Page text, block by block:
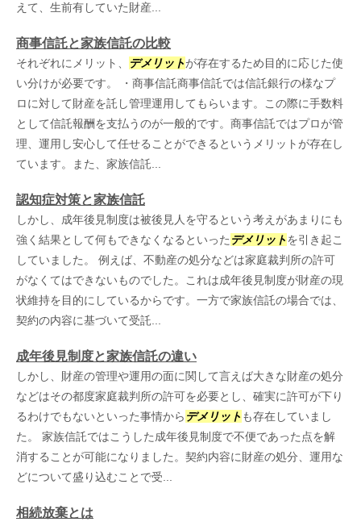
えて、生前有していた財産...
商事信託と家族信託の比較
それぞれにメリット、 デメリットが存在するため目的に応じた使
い分けが必要です。 ・商事信託商事信託では信託銀行の様なプ
ロに対して財産を託し管理運用してもらいます。この際に手数料
として信託報酬を支払うのが一般的です。商事信託ではプロが管
理、運用し安心して任せることができるというメリットが存在し
ています。また、家族信託...
認知症対策と家族信託
しかし、成年後見制度は被後見人を守るという考えがあまりにも
強く結果として何もできなくなるといった デメリットを引き起こ
していました。 例えば、不動産の処分などは家庭裁判所の許可
がなくてはできないものでした。これは成年後見制度が財産の現
状維持を目的にしているからです。一方で家族信託の場合では、
契約の内容に基づいて受託...
成年後見制度と家族信託の違い
しかし、財産の管理や運用の面に関して言えば大きな財産の処分
などはその都度家庭裁判所の許可を必要とし、確実に許可が下り
るわけでもないといった事情から デメリット も存在していまし
た。 家族信託ではこうした成年後見制度で不便であった点を解
消することが可能になりました。契約内容に財産の処分、運用な
どについて盛り込むことで受...
相続放棄とは